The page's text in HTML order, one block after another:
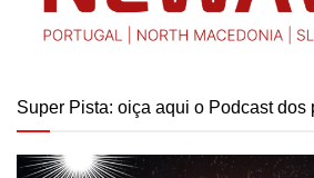
Super Pista: oiça aqui o Podcast dos